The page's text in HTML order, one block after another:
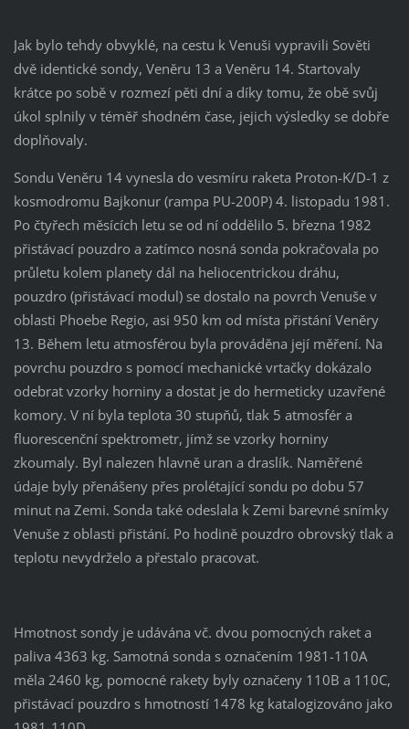
Jak bylo tehdy obvyklé, na cestu k Venuši vypravili Sověti
dvě identické sondy, Veněru 13 a Veněru 14. Startovaly
krátce po sobě v rozmezí pěti dní a díky tomu, že obě svůj
úkol splnily v téměř shodném čase, jejich výsledky se dobře
doplňovaly.
Sondu Veněru 14 vynesla do vesmíru raketa Proton-K/D-1 z
kosmodromu Bajkonur (rampa PU-200P) 4. listopadu 1981.
Po čtyřech měsících letu se od ní oddělilo 5. března 1982
přistávací pouzdro a zatímco nosná sonda pokračovala po
průletu kolem planety dál na heliocentrickou dráhu,
pouzdro (přistávací modul) se dostalo na povrch Venuše v
oblasti Phoebe Regio, asi 950 km od místa přistání Veněry
13. Během letu atmosférou byla prováděna její měření. Na
povrchu pouzdro s pomocí mechanické vrtačky dokázalo
odebrat vzorky horniny a dostat je do hermeticky uzavřené
komory. V ní byla teplota 30 stupňů, tlak 5 atmosfér a
fluorescenční spektrometr, jímž se vzorky horniny
zkoumaly. Byl nalezen hlavně uran a draslík. Naměřené
údaje byly přenášeny přes prolétající sondu po dobu 57
minut na Zemi. Sonda také odeslala k Zemi barevné snímky
Venuše z oblasti přistání. Po hodině pouzdro obrovský tlak a
teplotu nevydrželo a přestalo pracovat.
Hmotnost sondy je udávána vč. dvou pomocných raket a
paliva 4363 kg. Samotná sonda s označením 1981-110A
měla 2460 kg, pomocné rakety byly označeny 110B a 110C,
přistávací pouzdro s hmotností 1478 kg katalogizováno jako